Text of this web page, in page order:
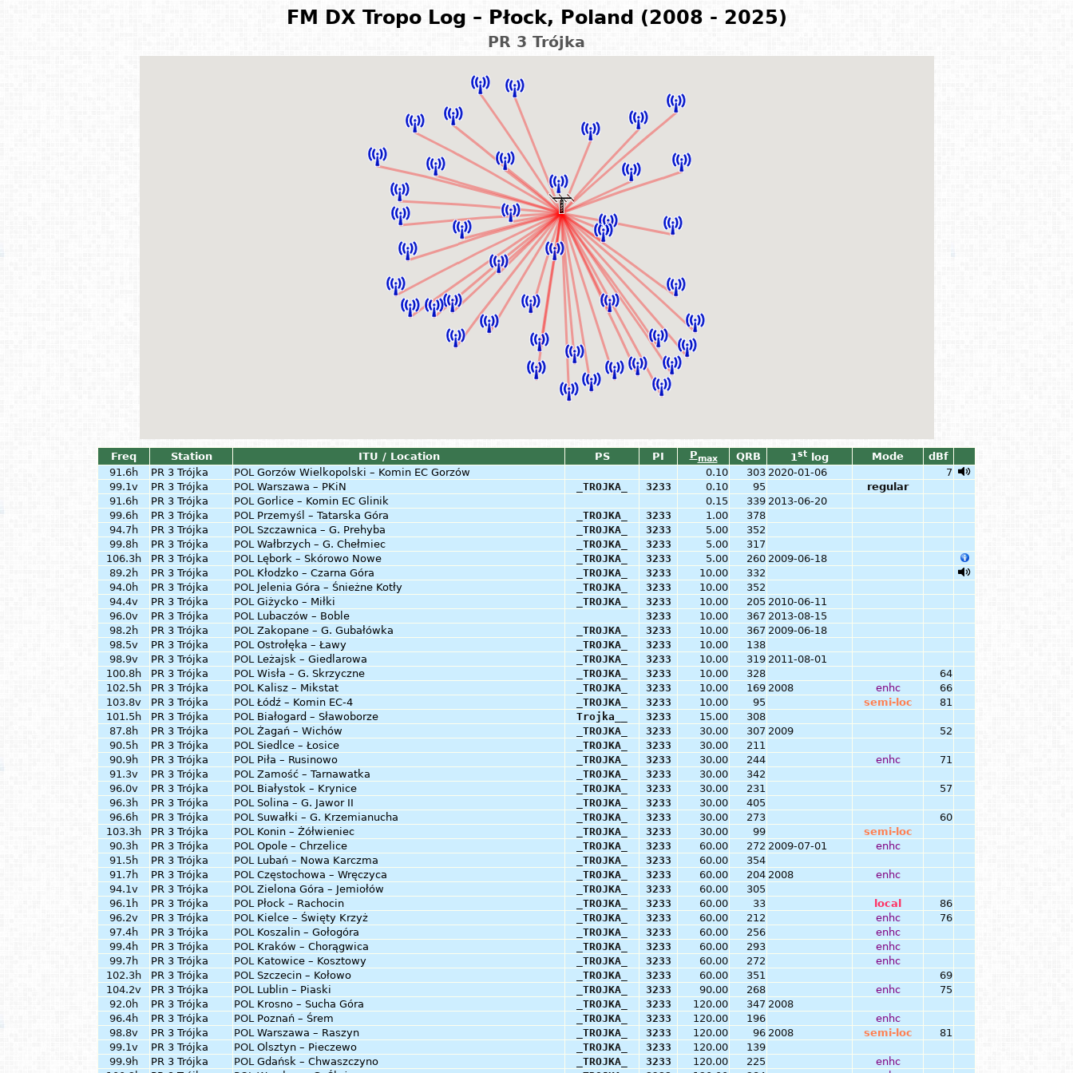
FM DX Tropo Log – Płock, Poland (2008 - 2025)
PR 3 Trójka
Freq Station ITU / Location PS PI Pmax QRB 1st log Mode
dBf
91.6h
PR 3 Trójka POL Gorzów Wielkopolski – Komin EC Gorzów 0.10 303 2020-01-06
7
99.1v
PR 3 Trójka POL Warszawa – PKiN _TROJKA_ 3233 0.10 95
regular
91.6h
PR 3 Trójka POL Gorlice – Komin EC Glinik 0.15 339 2013-06-20
99.6h
PR 3 Trójka POL Przemyśl – Tatarska Góra _TROJKA_ 3233 1.00
378
94.7h
PR 3 Trójka POL Szczawnica – G. Prehyba _TROJKA_ 3233 5.00
352
99.8h
PR 3 Trójka POL Wałbrzych – G. Chełmiec _TROJKA_ 3233 5.00
317
106.3h
PR 3 Trójka POL Lębork – Skórowo Nowe _TROJKA_ 3233 5.00 260 2009-06-18
89.2h
PR 3 Trójka POL Kłodzko – Czarna Góra _TROJKA_ 3233 10.00
332
94.0h
PR 3 Trójka POL Jelenia Góra – Śnieżne Kotły _TROJKA_ 3233 10.00
352
94.4v
PR 3 Trójka POL Giżycko – Miłki _TROJKA_ 3233 10.00 205 2010-06-11
96.0v
PR 3 Trójka POL Lubaczów – Boble 3233 10.00 367 2013-08-15
98.2h
PR 3 Trójka POL Zakopane – G. Gubałówka _TROJKA_ 3233 10.00 367 2009-06-18
98.5v
PR 3 Trójka POL Ostrołęka – Ławy _TROJKA_ 3233 10.00
138
98.9v
PR 3 Trójka POL Leżajsk – Giedlarowa _TROJKA_ 3233 10.00 319 2011-08-01
100.8h
PR 3 Trójka POL Wisła – G. Skrzyczne _TROJKA_ 3233 10.00 328
64
102.5h
PR 3 Trójka POL Kalisz – Mikstat _TROJKA_ 3233 10.00 169 2008 enhc
66
103.8v
PR 3 Trójka POL Łódź – Komin EC-4 _TROJKA_ 3233 10.00 95 semi-loc
81
101.5h
PR 3 Trójka POL Białogard – Sławoborze Trojka__ 3233 15.00
308
87.8h
PR 3 Trójka POL Żagań – Wichów _TROJKA_ 3233 30.00 307 2009
52
90.5h
PR 3 Trójka POL Siedlce – Łosice _TROJKA_ 3233 30.00
211
90.9h
PR 3 Trójka POL Piła – Rusinowo _TROJKA_ 3233 30.00 244 enhc
71
91.3v
PR 3 Trójka POL Zamość – Tarnawatka _TROJKA_ 3233 30.00
342
96.0v
PR 3 Trójka POL Białystok – Krynice _TROJKA_ 3233 30.00 231
57
96.3h
PR 3 Trójka POL Solina – G. Jawor II _TROJKA_ 3233 30.00
405
96.6h
PR 3 Trójka POL Suwałki – G. Krzemianucha _TROJKA_ 3233 30.00 273
60
103.3h
PR 3 Trójka POL Konin – Żółwieniec _TROJKA_ 3233 30.00 99
semi-loc
90.3h
PR 3 Trójka POL Opole – Chrzelice _TROJKA_ 3233 60.00 272 2009-07-01
enhc
91.5h
PR 3 Trójka POL Lubań – Nowa Karczma _TROJKA_ 3233 60.00
354
91.7h
PR 3 Trójka POL Częstochowa – Wręczyca _TROJKA_ 3233 60.00 204 2008
enhc
94.1v
PR 3 Trójka POL Zielona Góra – Jemiołów _TROJKA_ 3233 60.00
305
96.1h
PR 3 Trójka POL Płock – Rachocin _TROJKA_ 3233 60.00 33 local
86
96.2v
PR 3 Trójka POL Kielce – Święty Krzyż _TROJKA_ 3233 60.00 212 enhc
76
97.4h
PR 3 Trójka POL Koszalin – Gołogóra _TROJKA_ 3233 60.00 256
enhc
99.4h
PR 3 Trójka POL Kraków – Chorągwica _TROJKA_ 3233 60.00 293
enhc
99.7h
PR 3 Trójka POL Katowice – Kosztowy _TROJKA_ 3233 60.00 272
enhc
102.3h
PR 3 Trójka POL Szczecin – Kołowo _TROJKA_ 3233 60.00 351
69
104.2v
PR 3 Trójka POL Lublin – Piaski _TROJKA_ 3233 90.00 268 enhc
75
92.0h
PR 3 Trójka POL Krosno – Sucha Góra _TROJKA_ 3233 120.00 347 2008
96.4h
PR 3 Trójka POL Poznań – Śrem _TROJKA_ 3233 120.00 196
enhc
98.8v
PR 3 Trójka POL Warszawa – Raszyn _TROJKA_ 3233 120.00 96 2008 semi-loc
81
99.1v
PR 3 Trójka POL Olsztyn – Pieczewo _TROJKA_ 3233 120.00
139
99.9h
PR 3 Trójka POL Gdańsk – Chwaszczyno _TROJKA_ 3233 120.00 225
enhc